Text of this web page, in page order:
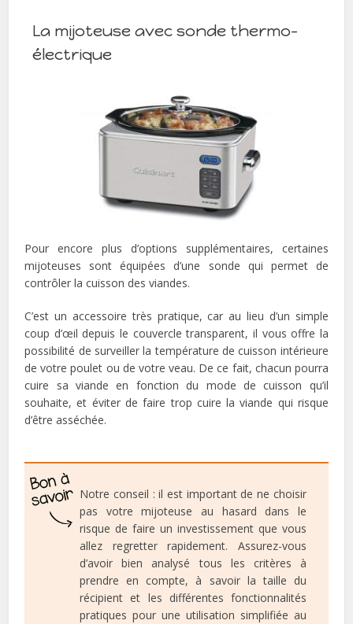
La mijoteuse avec sonde thermo-
électrique
Pour encore plus d’options supplémentaires, certaines
mijoteuses sont équipées d’une sonde qui permet de
contrôler la cuisson des viandes.
C’est un accessoire très pratique, car au lieu d’un simple
coup d’œil depuis le couvercle transparent, il vous offre la
possibilité de surveiller la température de cuisson intérieure
de votre poulet ou de votre veau. De ce fait, chacun pourra
cuire sa viande en fonction du mode de cuisson qu’il
souhaite, et éviter de faire trop cuire la viande qui risque
d’être asséchée.
Notre conseil : il est important de ne choisir
pas votre mijoteuse au hasard dans le
risque de faire un investissement que vous
allez regretter rapidement. Assurez-vous
d’avoir bien analysé tous les critères à
prendre en compte, à savoir la taille du
récipient et les différentes fonctionnalités
pratiques pour une utilisation simplifiée au